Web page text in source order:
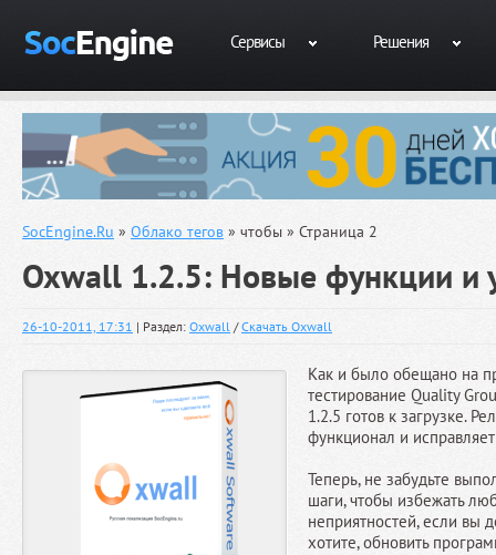
Сервисы Решения
SocEngine.Ru » Облако тегов » чтобы » Страница 2
Oxwall 1.2.5: Новые функции и
26-10-2011, 17:31 | Раздел: Oxwall /Скачать Oxwall
Как и было обещано на
тестирование Quality
1.2.5 готов к загрузке.
функционал и
Теперь, не забудьте
шаги, чтобы избежать
неприятностей, если вы
хотите, обновить